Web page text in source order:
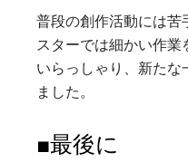
普段の創作活動には
スターでは細かい作
いらっしゃり、新たな
ました。
■最後に